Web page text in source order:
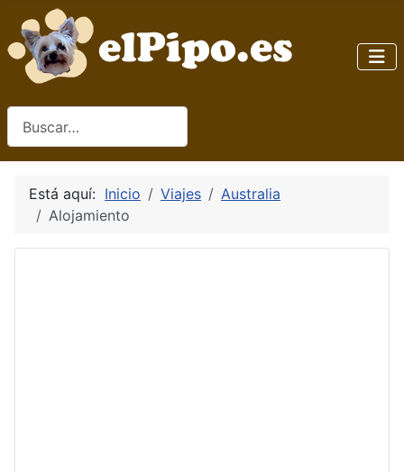
Está aquí: Inicio Viajes
Australia
Alojamiento